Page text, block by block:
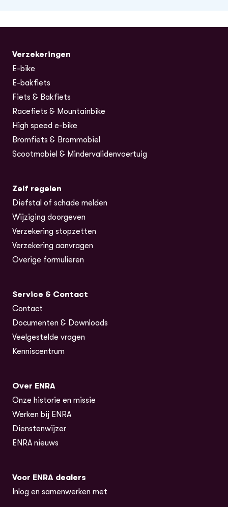
Verzekeringen
E-bike
E-bakfiets
Fiets & Bakfiets
Racefiets & Mountainbike
High speed e-bike
Bromfiets & Brommobiel
Scootmobiel & Mindervalidenvoertuig
Zelf regelen
Diefstal of schade melden
Wijziging doorgeven
Verzekering stopzetten
Verzekering aanvragen
Overige formulieren
Service & Contact
Contact
Documenten & Downloads
Veelgestelde vragen
Kenniscentrum
Over ENRA
Onze historie en missie
Werken bij ENRA
Dienstenwijzer
ENRA nieuws
Voor ENRA dealers
Inlog en samenwerken met